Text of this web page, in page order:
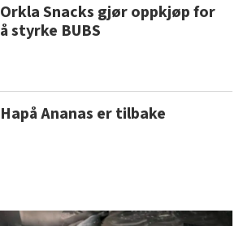
Orkla Snacks gjør oppkjøp for
å styrke BUBS
Hapå Ananas er tilbake